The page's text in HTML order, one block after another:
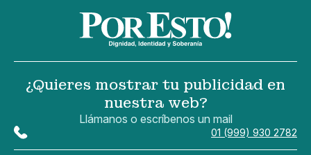
¿Quieres mostrar tu publicidad en
nuestra web?
Llámanos o escríbenos un mail
01 (999) 930 2782